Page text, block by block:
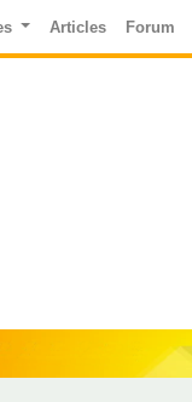
Articles Forum